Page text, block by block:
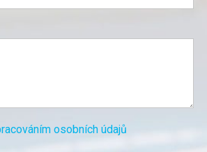
osobních údajů